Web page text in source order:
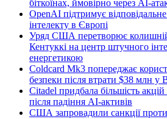
біткоїнах, ймовірно через AI-
OpenAI підтримує
інтелекту в Європі
Уряд США перетворює
Кентуккі на центр штучного
енергетикою
Coldcard Mk3 попереджає
безпеки після втрати $38 млн у
Citadel придбала більшість
після падіння AI-активів
США запровадили санкції проти